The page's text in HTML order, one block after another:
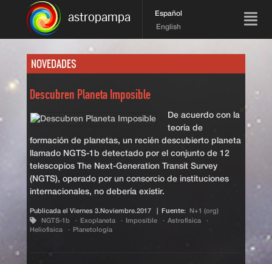
astropampa
Español
English
NOVEDADES
Descubren Planeta Imposible
De acuerdo con la
teoría de
formación de planetas, un recién descubierto planeta
llamado NGTS-1b detectado por el conjunto de 12
telescopios The Next-Generation Transit Survey
(NGTS), operado por un consorcio de instituciones
internacionales, no debería existir.
Publicada el Viernes 3.Noviembre.2017 Fuente:
N+1 (org)
NGTS-1b
Exoplaneta Imposible
Astrofísica
Heliofísica
Planetología